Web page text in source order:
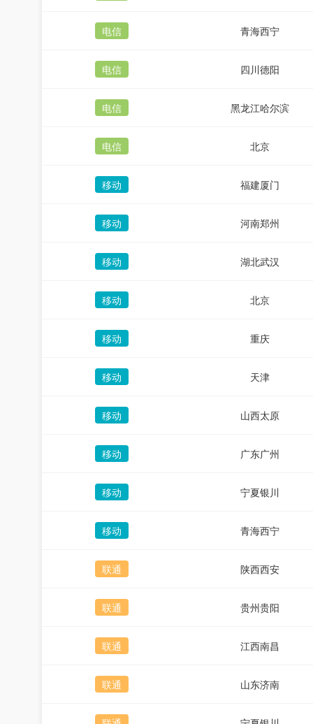
电信 青海西宁
电信 四川德阳
电信 黑龙江哈尔滨
电信 北京
移动 福建厦门
移动 河南郑州
移动 湖北武汉
移动 北京
移动 重庆
移动 天津
移动 山西太原
移动 广东广州
移动 宁夏银川
移动 青海西宁
联通 陕西西安
联通 贵州贵阳
联通 江西南昌
联通 山东济南